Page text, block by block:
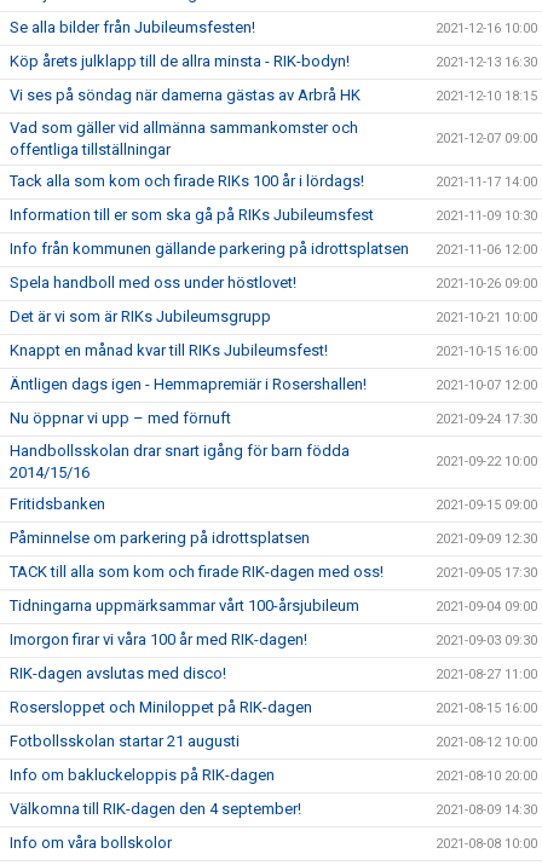
Se alla bilder från Jubileumsfesten! 2021-12-16 10:00
Köp årets julklapp till de allra minsta - RIK-bodyn! 2021-12-13 16:30
Vi ses på söndag när damerna gästas av Arbrå HK 2021-12-10 18:15
Vad som gäller vid allmänna sammankomster och
offentliga tillställningar
2021-12-07 09:00
Tack alla som kom och firade RIKs 100 år i lördags! 2021-11-17 14:00
Information till er som ska gå på RIKs Jubileumsfest 2021-11-09 10:30
Info från kommunen gällande parkering på idrottsplatsen 2021-11-06 12:00
Spela handboll med oss under höstlovet! 2021-10-26 09:00
Det är vi som är RIKs Jubileumsgrupp 2021-10-21 10:00
Knappt en månad kvar till RIKs Jubileumsfest! 2021-10-15 16:00
Äntligen dags igen - Hemmapremiär i Rosershallen! 2021-10-07 12:00
Nu öppnar vi upp – med förnuft 2021-09-24 17:30
Handbollsskolan drar snart igång för barn födda
2014/15/16
2021-09-22 10:00
Fritidsbanken 2021-09-15 09:00
Påminnelse om parkering på idrottsplatsen 2021-09-09 12:30
TACK till alla som kom och firade RIK-dagen med oss! 2021-09-05 17:30
Tidningarna uppmärksammar vårt 100-årsjubileum 2021-09-04 09:00
Imorgon firar vi våra 100 år med RIK-dagen! 2021-09-03 09:30
RIK-dagen avslutas med disco! 2021-08-27 11:00
Rosersloppet och Miniloppet på RIK-dagen 2021-08-15 16:00
Fotbollsskolan startar 21 augusti 2021-08-12 10:00
Info om bakluckeloppis på RIK-dagen 2021-08-10 20:00
Välkomna till RIK-dagen den 4 september! 2021-08-09 14:30
Info om våra bollskolor 2021-08-08 10:00